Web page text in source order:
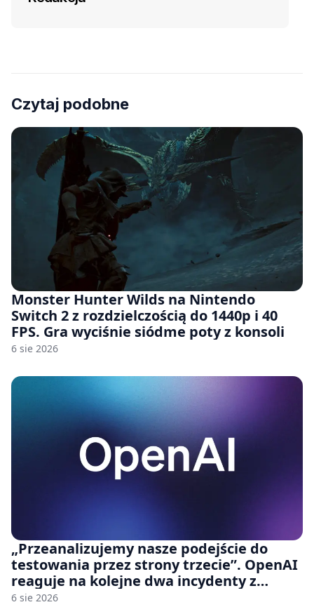
Czytaj podobne
Monster Hunter Wilds na Nintendo
Switch 2 z rozdzielczością do 1440p i 40
FPS. Gra wyciśnie siódme poty z konsoli
6 sie 2026
„Przeanalizujemy nasze podejście do
testowania przez strony trzecie”. OpenAI
reaguje na kolejne dwa incydenty z
udziałem autorskich modeli
6 sie 2026